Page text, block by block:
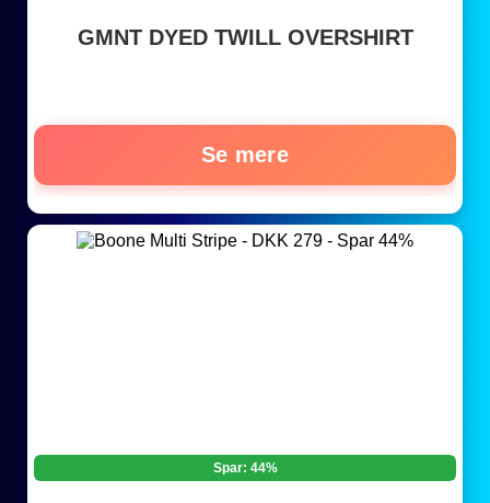
GMNT DYED TWILL OVERSHIRT
Se mere
Spar: 44%